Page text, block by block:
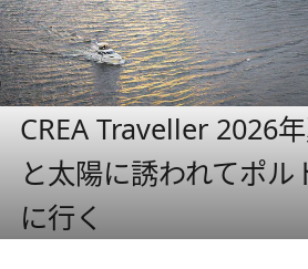
CREA Traveller 2026
と太陽に誘われてポル
に行く